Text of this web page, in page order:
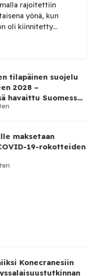
rajoitettiin
yönä, kun
oli kiinnitetty
tutkivat
ukrainalaista
Löytyneessä
sisältänyt pakkaus
ei ole
tilapäinen suojelu
2028 –
havaittu Suomessa
maksetaan
19-rokotteiden
Konecranesiin